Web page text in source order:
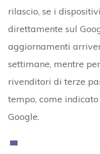
rilascio, se i
direttamente sul
aggiornamenti
settimane, mentre
rivenditori di terze
tempo, come indicato
Google.